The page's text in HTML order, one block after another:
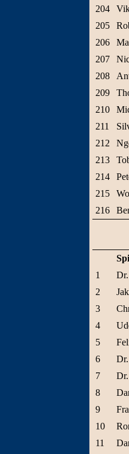
204
205
206
207
208
209
210
211
212
213
214
215
216
1
2
3
4
5
6
7
8
9
10
11